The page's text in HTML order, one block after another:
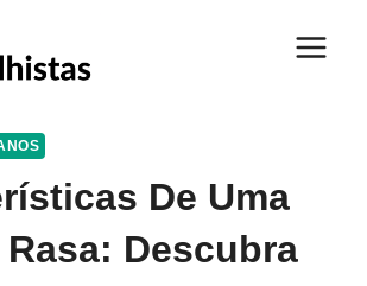
De Uma
Descubra